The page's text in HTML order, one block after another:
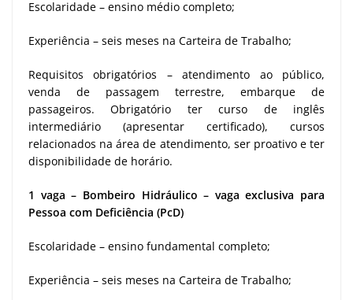
Escolaridade – ensino médio completo;
Experiência – seis meses na Carteira de Trabalho;
Requisitos obrigatórios – atendimento ao público,
venda de passagem terrestre, embarque de
passageiros. Obrigatório ter curso de inglês
intermediário (apresentar certificado), cursos
relacionados na área de atendimento, ser proativo e ter
disponibilidade de horário.
1 vaga – Bombeiro Hidráulico – vaga exclusiva para
Pessoa com Deficiência (PcD)
Escolaridade – ensino fundamental completo;
Experiência – seis meses na Carteira de Trabalho;